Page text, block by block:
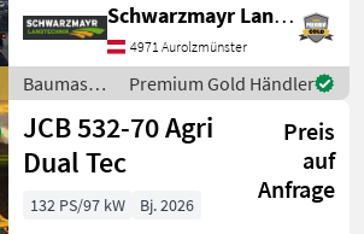
Diesel,
Höchstgeschwindigkeit in
km/h: 40 km/h, Abgasstufe:
-/Stage V,
Anhängevorrichtung
Schwarzmayr Landtechnik GmbH - Aurolzmünster
4971 Aurolzmünster
Baumaschinen
/ JCB
Premium Gold Händler
JCB 532-70 Agri
Dual Tec
Preis
auf
Anfrage
132 PS/97 kW
Bj. 2026